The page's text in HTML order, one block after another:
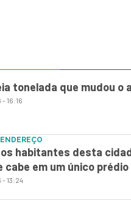
tonelada que mudou o
16:16
habitantes desta
cabe em um único prédio
13:24